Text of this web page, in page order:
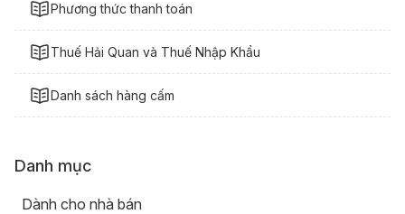
Danh mục
Dành cho nhà bán
Phương thức thanh toán
Thuế Hải Quan và Thuế Nhập Khẩu
Danh sách hàng cấm